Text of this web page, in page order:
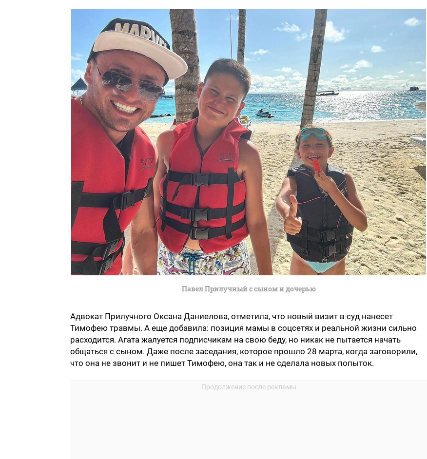
Павел Прилучный с сыном и дочерью
Адвокат Прилучного Оксана Даниелова, отметила, что новый визит в суд нанесет
Тимофею травмы. А еще добавила: позиция мамы в соцсетях и реальной жизни сильно
расходится. Агата жалуется подписчикам на свою беду, но никак не пытается начать
общаться с сыном. Даже после заседания, которое прошло 28 марта, когда заговорили,
что она не звонит и не пишет Тимофею, она так и не сделала новых попыток.